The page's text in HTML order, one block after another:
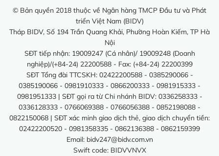
© Bản quyền 2018 thuộc về Ngân hàng TMCP Đầu tư và Phát
triển Việt Nam (BIDV)
Tháp BIDV, Số 194 Trần Quang Khải, Phường Hoàn Kiếm, TP Hà
Nội
SĐT tiếp nhận: 19009247 (Cá nhân)/ 19009248 (Doanh
nghiệp)/(+84-24) 22200588 - Fax: (+84-24) 22200399
SĐT Tổng đài TTCSKH: 02422200588 - 0385290066 -
0385190066 - 0981910333 - 0866200333 - 0981915333 -
0981951333 | SĐT gọi ra từ Chi nhánh BIDV: 0336258333 -
0336128333 - 0766069388 - 0766056388 - 0852198088 -
0822150068 | SĐT xác minh giao dịch thẻ, giao dịch chuyển tiền:
02422200520 - 0981358335 - 0862136388 - 0862159399
Email: bidv247@bidv.com.vn
Swift code: BIDVVNVX